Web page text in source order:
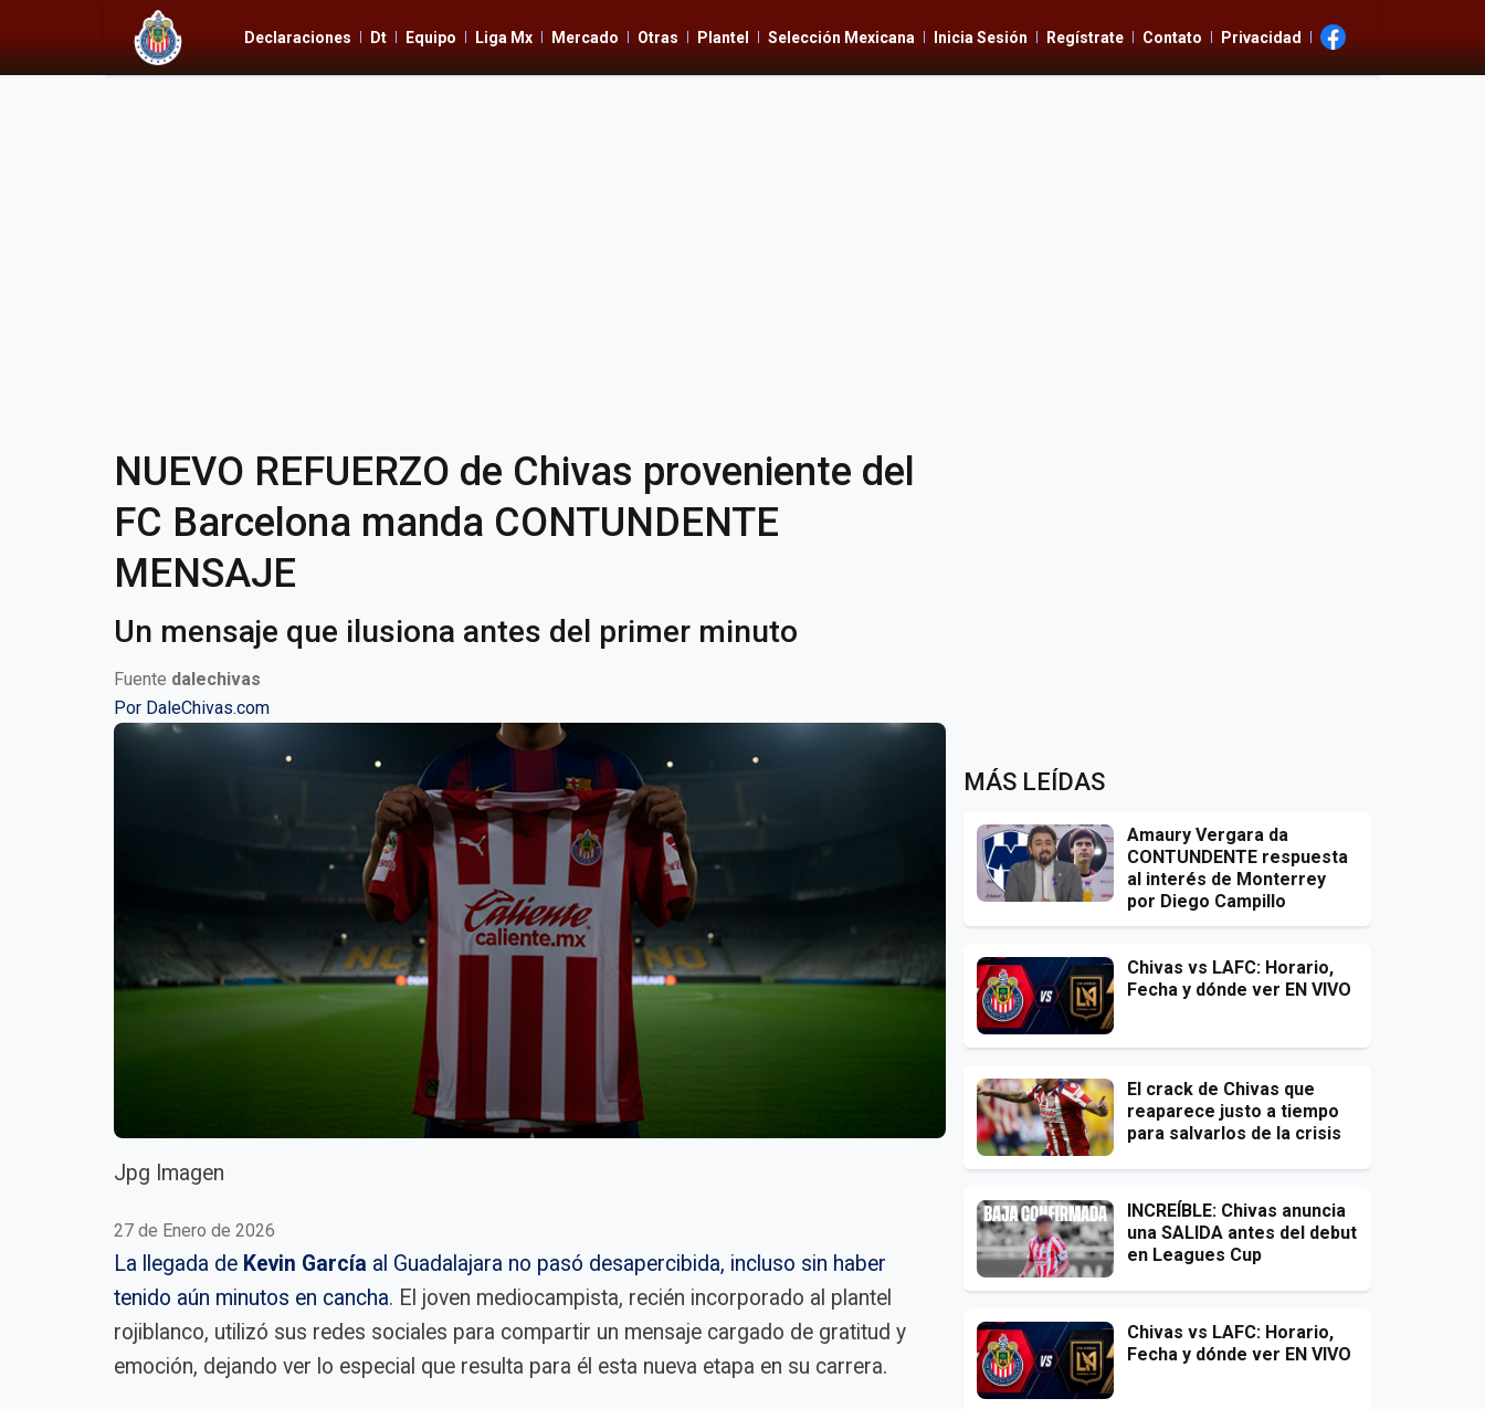
Declaraciones Dt Equipo Liga Mx Mercado Otras Plantel Selección Mexicana Inicia Sesión Regístrate Contato Privacidad
NUEVO REFUERZO de Chivas proveniente del
FC Barcelona manda CONTUNDENTE
MENSAJE
Un mensaje que ilusiona antes del primer minuto
Fuente dalechivas
Por DaleChivas.com
Jpg Imagen
27 de Enero de 2026
La llegada de Kevin García al Guadalajara no pasó desapercibida, incluso sin haber
tenido aún minutos en cancha. El joven mediocampista, recién incorporado al plantel
rojiblanco, utilizó sus redes sociales para compartir un mensaje cargado de gratitud y
emoción, dejando ver lo especial que resulta para él esta nueva etapa en su carrera.
MÁS LEÍDAS
Amaury Vergara da
CONTUNDENTE respuesta
al interés de Monterrey
por Diego Campillo
Chivas vs LAFC: Horario,
Fecha y dónde ver EN VIVO
El crack de Chivas que
reaparece justo a tiempo
para salvarlos de la crisis
INCREÍBLE: Chivas anuncia
una SALIDA antes del debut
en Leagues Cup
Chivas vs LAFC: Horario,
Fecha y dónde ver EN VIVO